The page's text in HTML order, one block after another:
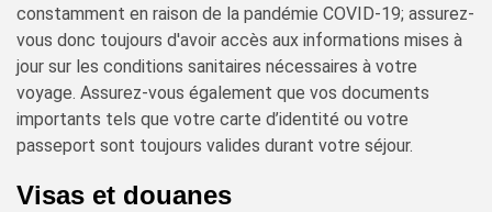
constamment en raison de la pandémie COVID-19; assurez-
vous donc toujours d'avoir accès aux informations mises à
jour sur les conditions sanitaires nécessaires à votre
voyage. Assurez-vous également que vos documents
importants tels que votre carte d’identité ou votre
passeport sont toujours valides durant votre séjour.
Visas et douanes